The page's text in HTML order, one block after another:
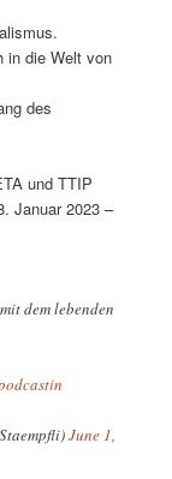
in die Welt von
des
und TTIP
Januar 2023 –
dem lebenden
June 1,